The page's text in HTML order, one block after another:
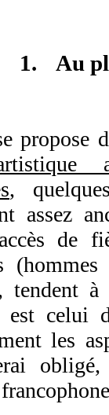
1. Au
propose
,
assez
de
tendent
celui
les